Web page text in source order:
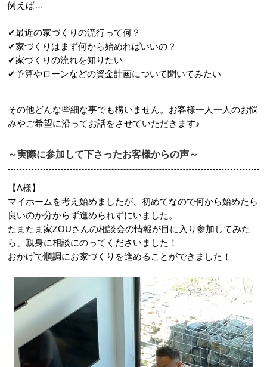
例えば…
✔最近の家づくりの流行って何？
✔家づくりはまず何から始めればいいの？
✔家づくりの流れを知りたい
✔予算やローンなどの資金計画について聞いてみたい
その他どんな些細な事でも構いません。お客様一人一人のお悩
みやご希望に沿ってお話をさせていただきます♪
～実際に参加して下さったお客様からの声～
【A様】
マイホームを考え始めましたが、初めてなので何から始めたら
良いのか分からず進められずにいました。
たまたま家ZOUさんの相談会の情報が目に入り参加してみた
ら、親身に相談にのってくださいました！
おかげで順調にお家づくりを進めることができました！